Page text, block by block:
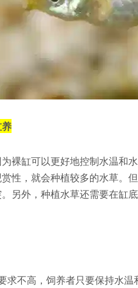
裸缸可以更好地控制水温和
性，就会种植较多的水草。
另外，种植水草还需要在缸
求不高，饲养者只要保持水